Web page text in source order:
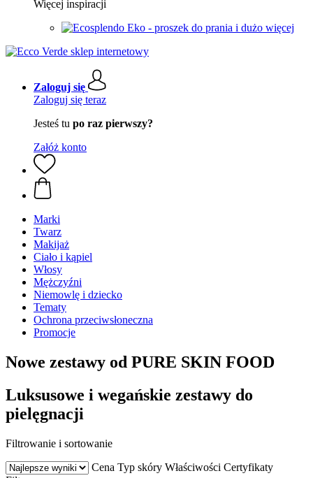
Więcej inspiracji
Eko - proszek do prania i dużo więcej
Zaloguj się
Zaloguj się teraz
Jesteś tu po raz pierwszy?
Załóż konto
Marki
Twarz
Makijaż
Ciało i kąpiel
Włosy
Mężczyźni
Niemowlę i dziecko
Tematy
Ochrona przeciwsłoneczna
Promocje
Nowe zestawy od PURE SKIN FOOD
Luksusowe i wegańskie zestawy do
pielęgnacji
Filtrowanie i sortowanie
Cena Typ skóry Właściwości Certyfikaty